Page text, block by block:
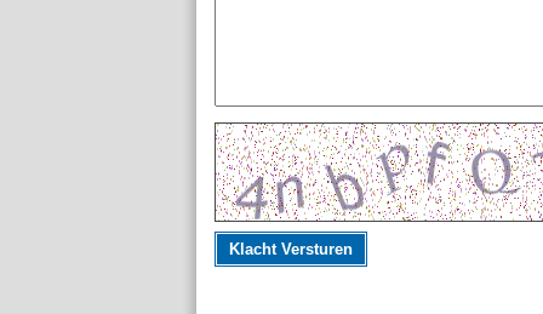
Klacht Versturen